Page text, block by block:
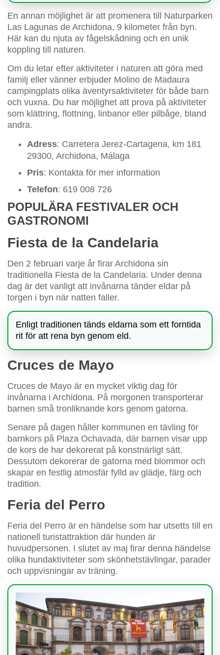
En annan möjlighet är att promenera till Naturparken
Las Lagunas de Archidona, 9 kilometer från byn.
Här kan du njuta av fågelskådning och en unik
koppling till naturen.
Om du letar efter aktiviteter i naturen att göra med
familj eller vänner erbjuder Molino de Madaura
campingplats olika äventyrsaktiviteter för både barn
och vuxna. Du har möjlighet att prova på aktiviteter
som klättring, flottning, linbanor eller pilbåge, bland
andra.
Adress: Carretera Jerez-Cartagena, km 181
29300, Archidona, Málaga
Pris: Kontakta för mer information
Telefon: 619 008 726
POPULÄRA FESTIVALER OCH
GASTRONOMI
Fiesta de la Candelaria
Den 2 februari varje år firar Archidona sin
traditionella Fiesta de la Candelaria. Under denna
dag är det vanligt att invånarna tänder eldar på
torgen i byn när natten faller.
Enligt traditionen tänds eldarna som ett forntida
rit för att rena byn genom eld.
Cruces de Mayo
Cruces de Mayo är en mycket viktig dag för
invånarna i Archidona. På morgonen transporterar
barnen små tronliknande kors genom gatorna.
Senare på dagen håller kommunen en tävling för
barnkors på Plaza Ochavada, där barnen visar upp
de kors de har dekorerat på konstnärligt sätt.
Dessutom dekorerar de gatorna med blommor och
skapar en festlig atmosfär fylld av glädje, färg och
tradition.
Feria del Perro
Feria del Perro är en händelse som har utsetts till en
nationell turistattraktion där hunden är
huvudpersonen. I slutet av maj firar denna händelse
olika hundaktiviteter som skönhetstävlingar, parader
och uppvisningar av träning.